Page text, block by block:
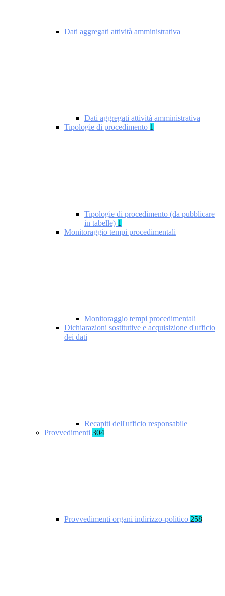
Dati aggregati attività amministrativa
Dati aggregati attività amministrativa
Tipologie di procedimento 1
Tipologie di procedimento (da pubblicare
in tabelle) 1
Monitoraggio tempi procedimentali
Monitoraggio tempi procedimentali
Dichiarazioni sostitutive e acquisizione d'ufficio
dei dati
Recapiti dell'ufficio responsabile
Provvedimenti 304
Provvedimenti organi indirizzo-politico 258